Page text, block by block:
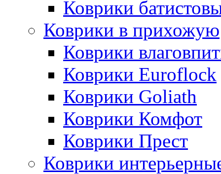
Коврики
Коврики в прихожую
Коврики
Коврики Euroflock
Коврики Goliath
Коврики Комфот
Коврики Прест
Коврики